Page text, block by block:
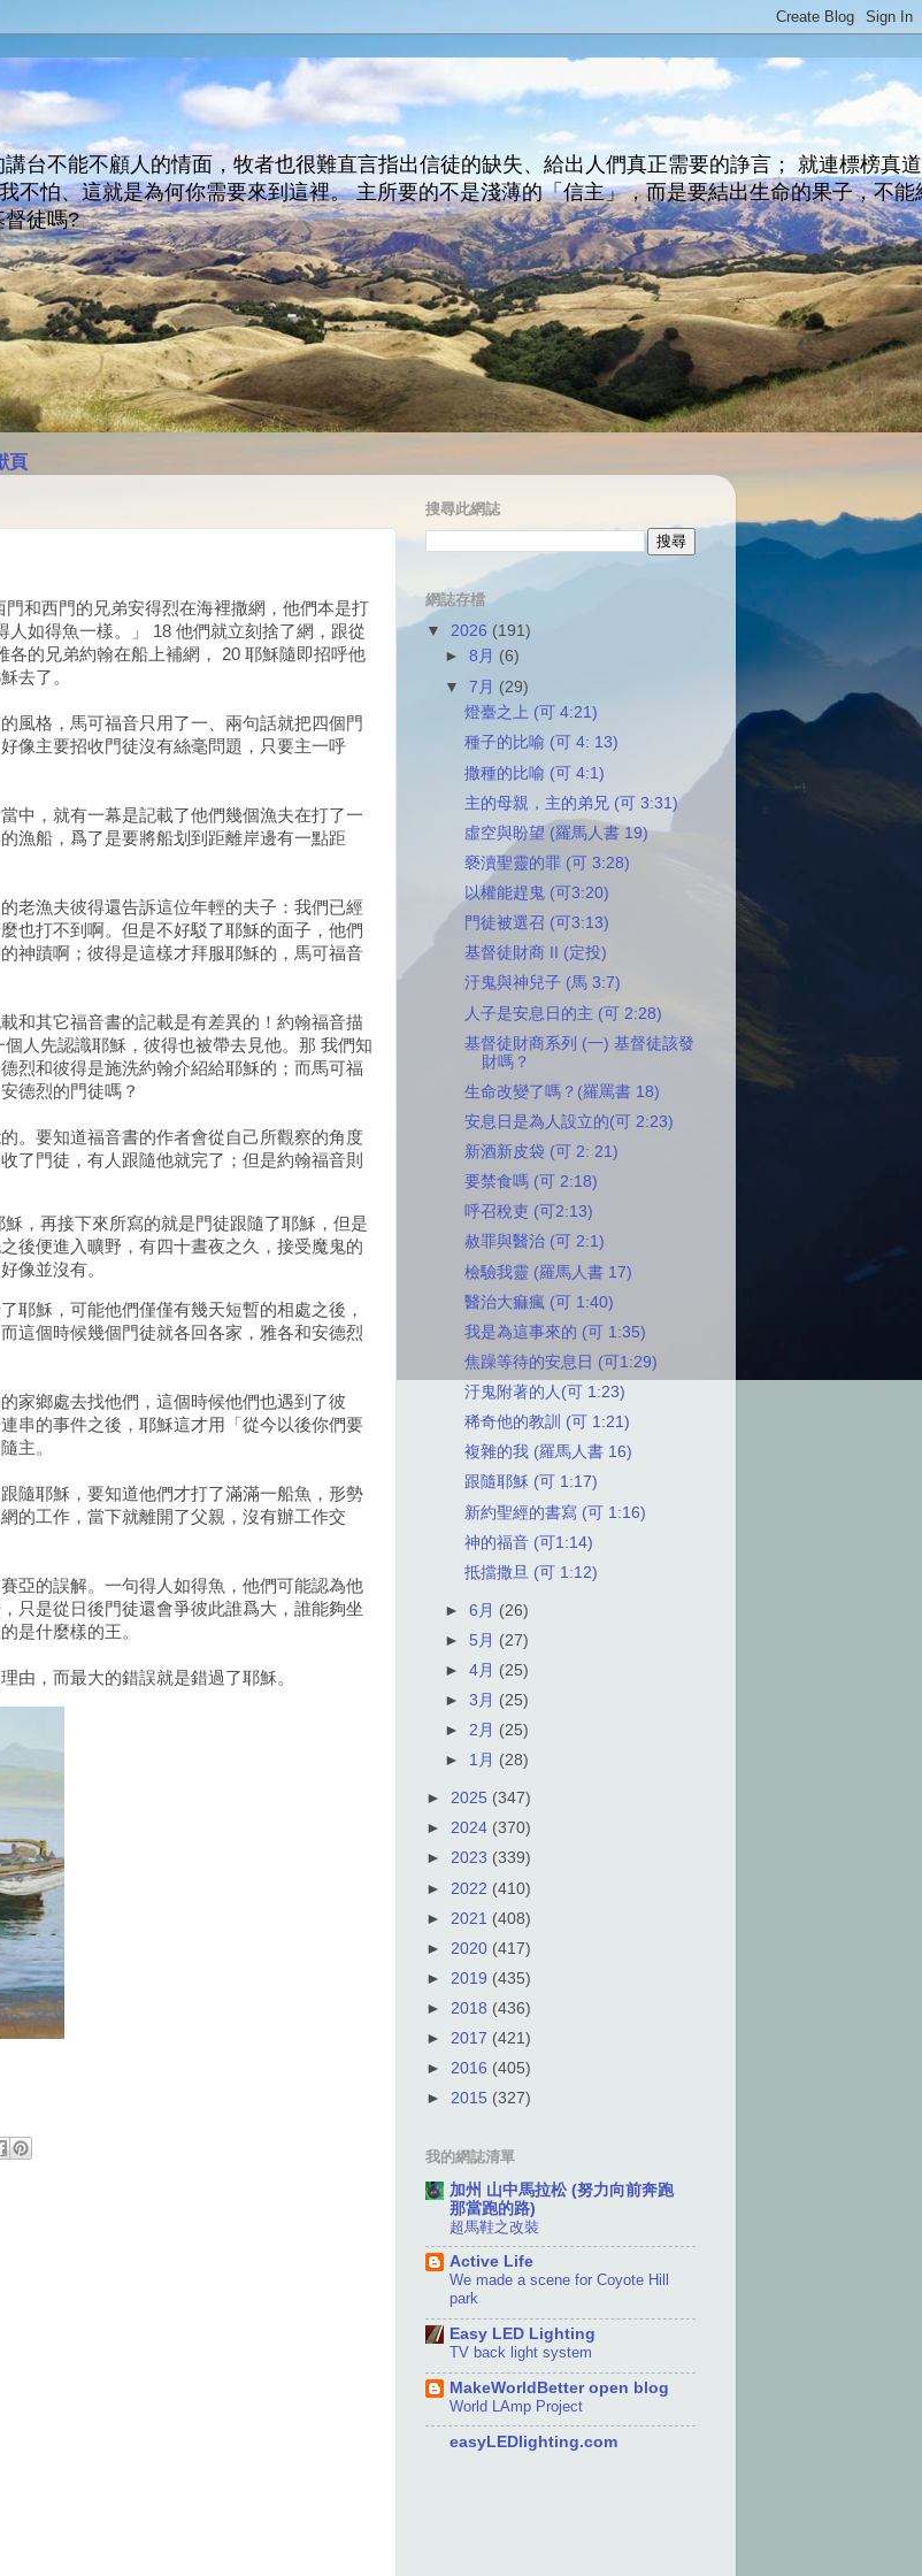
台不能不顧人的情面，牧者也很難直言指出信徒的缺失、給出人們真正需要的諍言； 就連標榜真
不怕、這就是為何你需要來到這裡。 主所要的不是淺薄的「信主」，而是要結出生命的果子，不能
督徒嗎?
頁
和西門的兄弟安得烈在海裡撒網，他們本是打
如得魚一樣。」 18 他們就立刻捨了網，跟從
的兄弟約翰在船上補網， 20 耶穌隨即招呼他
去了。
風格，馬可福音只用了一、兩句話就把四個門
像主要招收門徒沒有絲毫問題，只要主一呼
中，就有一幕是記載了他們幾個漁夫在打了一
漁船，爲了是要將船划到距離岸邊有一點距
老漁夫彼得還告訴這位年輕的夫子：我們已經
也打不到啊。但是不好駁了耶穌的面子，他們
神蹟啊；彼得是這樣才拜服耶穌的，馬可福音
和其它福音書的記載是有差異的！約翰福音描
人先認識耶穌，彼得也被帶去見他。那 我們知
烈和彼得是施洗約翰介紹給耶穌的；而馬可福
德烈的門徒嗎？
。要知道福音書的作者會從自己所觀察的角度
了門徒，有人跟隨他就完了；但是約翰福音則
，再接下來所寫的就是門徒跟隨了耶穌，但是
後便進入曠野，有四十晝夜之久，接受魔鬼的
像並沒有。
耶穌，可能他們僅僅有幾天短暫的相處之後，
這個時候幾個門徒就各回各家，雅各和安德烈
家鄉處去找他們，這個時候他們也遇到了彼
串的事件之後，耶穌這才用「從今以後你們要
主。
隨耶穌，要知道他們才打了滿滿一船魚，形勢
的工作，當下就離開了父親，沒有辦工作交
亞的誤解。一句得人如得魚，他們可能認為他
只是從日後門徒還會爭彼此誰爲大，誰能夠坐
是什麼樣的王。
由，而最大的錯誤就是錯過了耶穌。
搜尋此網誌
網誌存檔
▼ 2026 (191)
►8月 (6)
▼7月 (29)
燈臺之上 (可 4:21)
種子的比喻 (可 4: 13)
撒種的比喻 (可 4:1)
主的母親，主的弟兄 (可 3:31)
虛空與盼望 (羅馬人書 19)
褻瀆聖靈的罪 (可 3:28)
以權能趕鬼 (可3:20)
門徒被選召 (可3:13)
基督徒財商 II (定投)
汙鬼與神兒子 (馬 3:7)
人子是安息日的主 (可 2:28)
基督徒財商系列 (一) 基督徒該發
財嗎？
生命改變了嗎？(羅罵書 18)
安息日是為人設立的(可 2:23)
新酒新皮袋 (可 2: 21)
要禁食嗎 (可 2:18)
呼召稅吏 (可2:13)
赦罪與醫治 (可 2:1)
檢驗我靈 (羅馬人書 17)
醫治大痲瘋 (可 1:40)
我是為這事來的 (可 1:35)
焦躁等待的安息日 (可1:29)
汙鬼附著的人(可 1:23)
稀奇他的教訓 (可 1:21)
複雜的我 (羅馬人書 16)
跟隨耶穌 (可 1:17)
新約聖經的書寫 (可 1:16)
神的福音 (可1:14)
抵擋撒旦 (可 1:12)
►6月 (26)
► 5月 (27)
►4月 (25)
►3月 (25)
►2月 (25)
► 1月 (28)
► 2025 (347)
► 2024 (370)
► 2023 (339)
► 2022 (410)
► 2021 (408)
► 2020 (417)
► 2019 (435)
► 2018 (436)
► 2017 (421)
► 2016 (405)
► 2015 (327)
我的網誌清單
加州 山中馬拉松 (努力向前奔跑
那當跑的路)
超馬鞋之改裝
Active Life
We made a scene for Coyote Hill
park
Easy LED Lighting
TV back light system
MakeWorldBetter open blog
World LAmp Project
easyLEDlighting.com